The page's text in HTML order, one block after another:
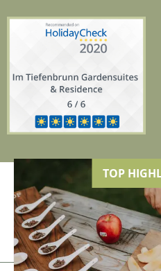
© 2026 Hotel Tiefenbrunn der
CIN:
Impressum
produced
TOP